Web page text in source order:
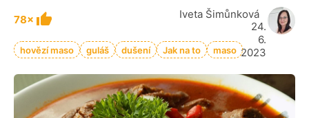
78×
Iveta Šimůnková
24.
6.
2023
hovězí maso guláš dušení Jak na to maso